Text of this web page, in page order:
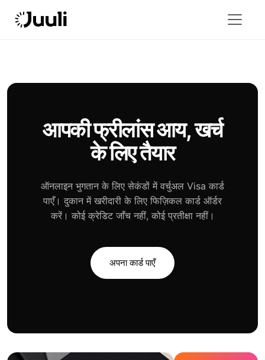
आपकी फ्रीलांस आय, खर्च
के लिए तैयार
ऑनलाइन भुगतान के लिए सेकंडों में वर्चुअल Visa कार्ड
पाएँ। दुकान में खरीदारी के लिए फिज़िकल कार्ड ऑर्डर
करें। कोई क्रेडिट जाँच नहीं, कोई प्रतीक्षा नहीं।
अपना कार्ड पाएँ